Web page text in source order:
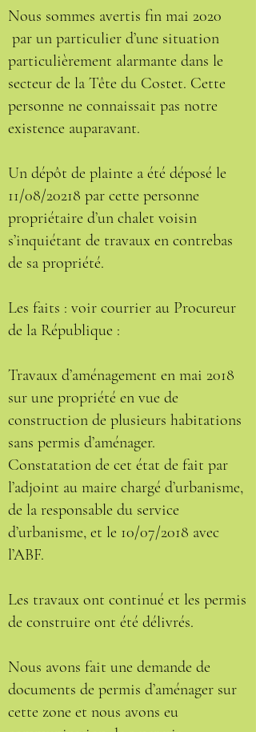
Nous sommes avertis fin mai 2020
par un particulier d’une situation
particulièrement alarmante dans le
secteur de la Tête du Costet. Cette
personne ne connaissait pas notre
existence auparavant.
Un dépôt de plainte a été déposé le
11/08/20218 par cette personne
propriétaire d’un chalet voisin
s’inquiétant de travaux en contrebas
de sa propriété.
Les faits : voir courrier au Procureur
de la République :
Travaux d’aménagement en mai 2018
sur une propriété en vue de
construction de plusieurs habitations
sans permis d’aménager.
Constatation de cet état de fait par
l’adjoint au maire chargé d’urbanisme,
de la responsable du service
d’urbanisme, et le 10/07/2018 avec
l’ABF.
Les travaux ont continué et les permis
de construire ont été délivrés.
Nous avons fait une demande de
documents de permis d’aménager sur
cette zone et nous avons eu